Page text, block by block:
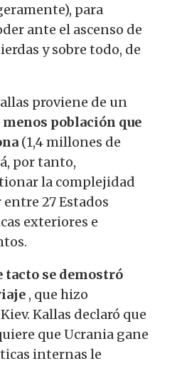
para
ante el ascenso de
y sobre todo, de
proviene de un
menos población que
(1,4 millones de
por tanto,
la complejidad
27 Estados
exteriores e
tacto se demostró
, que hizo
Kallas declaró que
que Ucrania gane
internas le